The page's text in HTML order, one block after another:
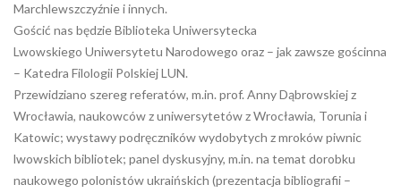
Marchlewszczyźnie i innych.
Gościć nas będzie Biblioteka Uniwersytecka
Lwowskiego Uniwersytetu Narodowego oraz – jak zawsze gościnna
– Katedra Filologii Polskiej LUN.
Przewidziano szereg referatów, m.in. prof. Anny Dąbrowskiej z
Wrocławia, naukowców z uniwersytetów z Wrocławia, Torunia i
Katowic; wystawy podręczników wydobytych z mroków piwnic
lwowskich bibliotek; panel dyskusyjny, m.in. na temat dorobku
naukowego polonistów ukraińskich (prezentacja bibliografii –